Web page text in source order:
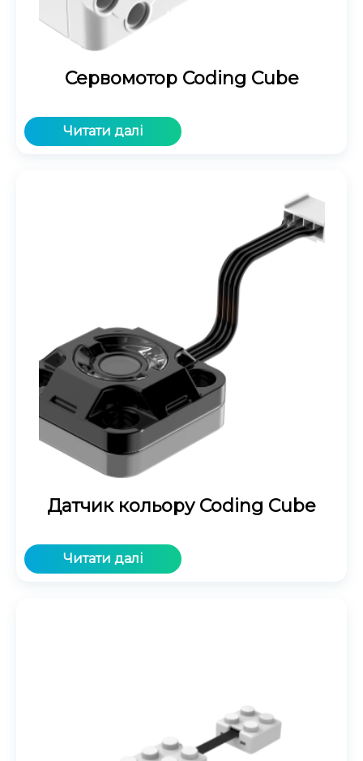
Сервомотор Coding Cube
Читати далі
Датчик кольору Coding Cube
Читати далі